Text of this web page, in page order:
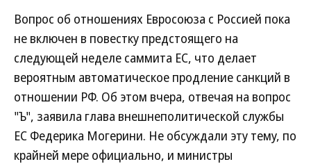
Вопрос об отношениях Евросоюза с Россией пока
не включен в повестку предстоящего на
следующей неделе саммита ЕС, что делает
вероятным автоматическое продление санкций в
отношении РФ. Об этом вчера, отвечая на вопрос
"Ъ", заявила глава внешнеполитической службы
ЕС Федерика Могерини. Не обсуждали эту тему, по
крайней мере официально, и министры